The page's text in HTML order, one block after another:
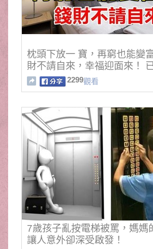
枕頭下放一 寶，再窮也能變
財不請自來，幸福迎面來！
2299觀看
7歲孩子亂按電梯被罵，媽媽
讓人意外卻深受啟發！